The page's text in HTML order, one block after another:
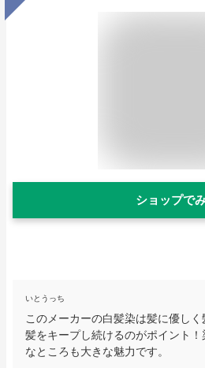
ショップで
いとうっち
このメーカーの白髪染は髪に優し
髪をキープし続けるのがポイント
なところも大きな魅力です。